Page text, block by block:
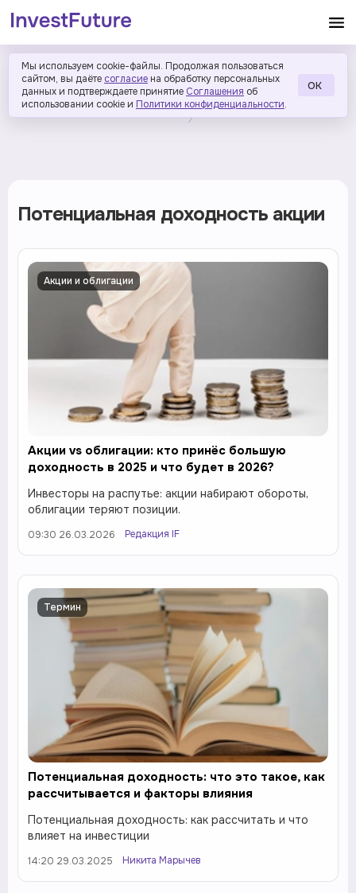
Мы используем cookie-файлы. Продолжая пользоваться
сайтом, вы даёте согласие на обработку персональных
данных и подтверждаете принятие Соглашения об
использовании cookie и Политики конфиденциальности.
ОК
Потенциальная доходность акции
Акции и облигации
Акции vs облигации: кто принёс большую
доходность в 2025 и что будет в 2026?
Инвесторы на распутье: акции набирают обороты,
облигации теряют позиции.
09:30 26.03.2026 Редакция IF
Термин
Потенциальная доходность: что это такое, как
рассчитывается и факторы влияния
Потенциальная доходность: как рассчитать и что
влияет на инвестиции
14:20 29.03.2025 Никита Марычев